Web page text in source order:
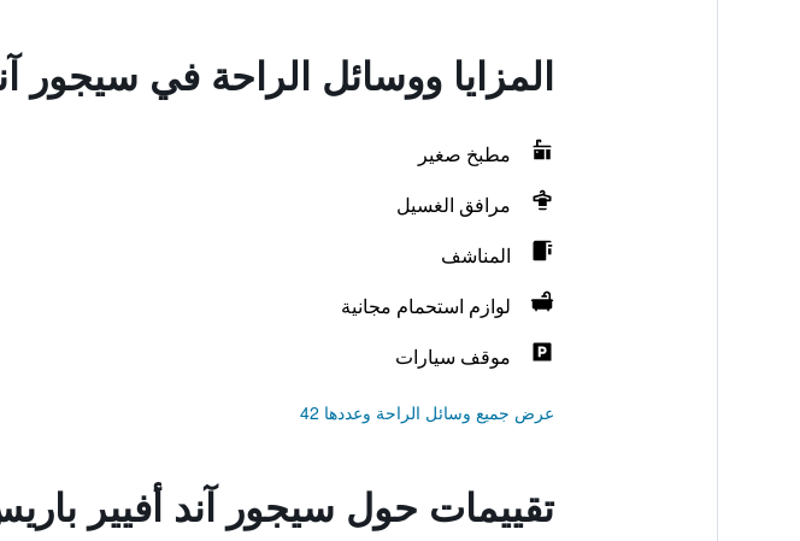
المزايا ووسائل الراحة في سيجور
مطبخ صغير
مرافق الغسيل
المناشف
لوازم استحمام مجانية
موقف سيارات
عرض جميع وسائل الراحة وعددها 42
تقييمات حول سيجور آند أفيير